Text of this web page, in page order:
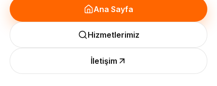
Ana Sayfa
Hizmetlerimiz
İletişim